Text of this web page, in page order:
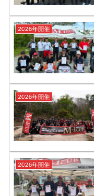
2026年開催
2026年開催
2026年開催